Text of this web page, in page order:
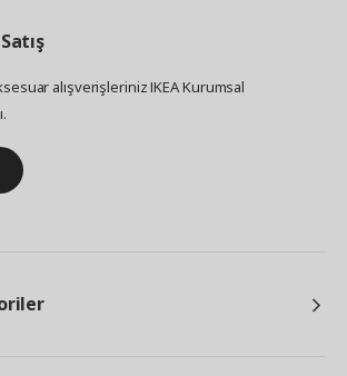
ve ön panelleriniz için bir renk
sonra geriye kulp, topuz ve aksesuar
kısmı kalıyor. "Mutfağınıza
katan ve eve geldiğinizi, kendi
olduğunuzu hissettiren keyifli
alışverişleriniz IKEA Kurumsal